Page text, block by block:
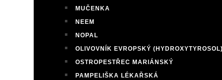
MUČENKA
NEEM
NOPAL
OLIVOVNÍK EVROPSKÝ
OSTROPESTŘEC MARIÁNSKÝ
PAMPELIŠKA LÉKAŘSKÁ